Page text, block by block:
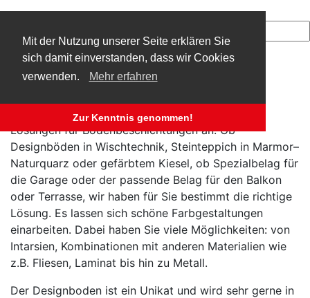
Mit der Nutzung unserer Seite erklären Sie
sich damit einverstanden, dass wir Cookies
verwenden.
Mehr erfahren
Zur Kenntnis genommen!
Privat
Auch für Privatpersonen bieten wir individuelle
Lösungen für Bodenbeschichtungen an. Ob
Designböden in Wischtechnik, Steinteppich in Marmor–
Naturquarz oder gefärbtem Kiesel, ob Spezialbelag für
die Garage oder der passende Belag für den Balkon
oder Terrasse, wir haben für Sie bestimmt die richtige
Lösung. Es lassen sich schöne Farbgestaltungen
einarbeiten. Dabei haben Sie viele Möglichkeiten: von
Intarsien, Kombinationen mit anderen Materialien wie
z.B. Fliesen, Laminat bis hin zu Metall.
Der Designboden ist ein Unikat und wird sehr gerne in